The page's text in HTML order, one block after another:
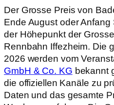
Der Grosse Preis von
Ende August oder
der Höhepunkt der
Rennbahn Iffezheim. Die
2026 werden vom
GmbH & Co. KG bekannt
die offiziellen Kanäle zu
Daten und das gesamte